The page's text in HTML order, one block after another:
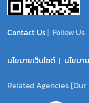
Contact Us| Follow Us
นโยบายเว็บไซต์ | นโยบ
Related Agencies [Our